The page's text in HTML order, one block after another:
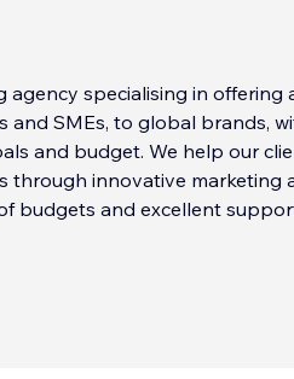
agency specialising in offering
and SMEs, to global brands,
and budget. We help our
through innovative marketing
budgets and excellent
way of communicating to your